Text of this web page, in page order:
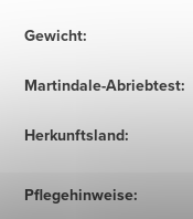
Gewicht:
Martindale-Abriebtest:
Herkunftsland:
Pflegehinweise: